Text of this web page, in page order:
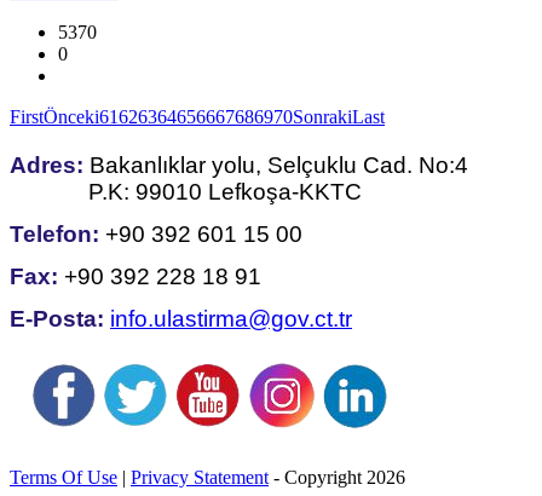
5370
0
FirstÖnceki61626364656667686970SonrakiLast
Adres: Bakanlıklar yolu, Selçuklu Cad. No:4
P.K: 99010 Lefkoşa-KKTC
Telefon: +90 392 601 15 00
Fax: +90 392 228 18 91
E-Posta: info.ulastirma@gov.ct.tr
Terms Of Use | Privacy Statement - Copyright 2026